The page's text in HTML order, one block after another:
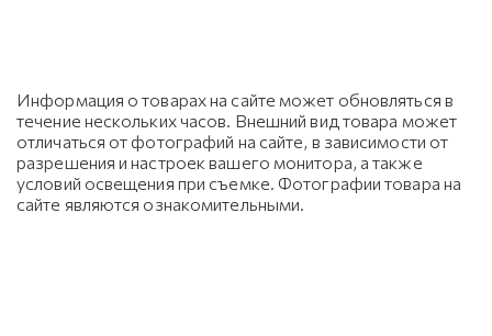
Информация о товарах на сайте может обновляться в
течение нескольких часов. Внешний вид товара может
отличаться от фотографий на сайте, в зависимости от
разрешения и настроек вашего монитора, а также
условий освещения при съемке. Фотографии товара на
сайте являются ознакомительными.